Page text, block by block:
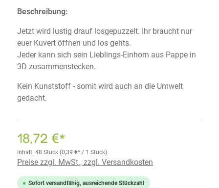
Beschreibung:
Jetzt wird lustig drauf losgepuzzelt. Ihr braucht nur
euer Kuvert öffnen und los gehts.
Jeder kann sich sein Lieblings-Einhorn aus Pappe in
3D zusammenstecken.
Kein Kunststoff - somit wird auch an die Umwelt
gedacht.
18,72 €*
Inhalt: 48 Stück (0,39 €* / 1 Stück)
Preise zzgl. MwSt., zzgl. Versandkosten
Sofort versandfähig, ausreichende Stückzahl